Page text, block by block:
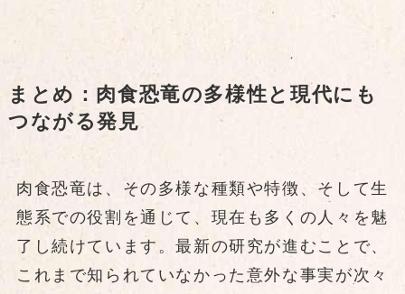
まとめ：肉食恐竜の多様性と現代にも
つながる発見
肉食恐竜は、その多様な種類や特徴、そして生
態系での役割を通じて、現在も多くの人々を魅
了し続けています。最新の研究が進むことで、
これまで知られていなかった意外な事実が次々